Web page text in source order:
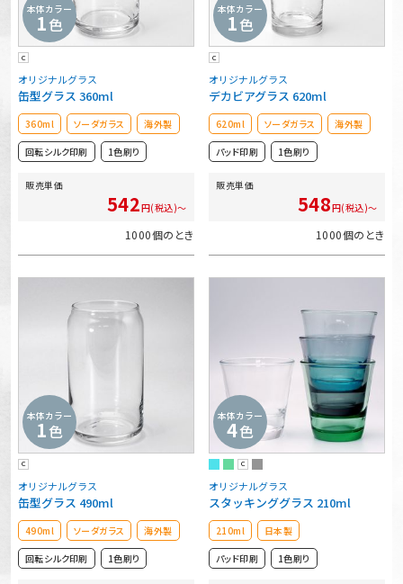
本体カラー
1色
オリジナルグラス
缶型グラス 360ml
C
360ml ソーダガラス 海外製
回転シルク印刷 1色刷り
販売単価
542円(税込)～
1000個のとき
本体カラー
1色
オリジナルグラス
デカビアグラス 620ml
C
620ml ソーダガラス 海外製
パッド印刷 1色刷り
販売単価
548円(税込)～
1000個のとき
本体カラー
1色
オリジナルグラス
缶型グラス 490ml
C
490ml ソーダガラス 海外製
回転シルク印刷 1色刷り
本体カラー
4色
オリジナルグラス
スタッキンググラス 210ml
C
210ml 日本製
パッド印刷 1色刷り